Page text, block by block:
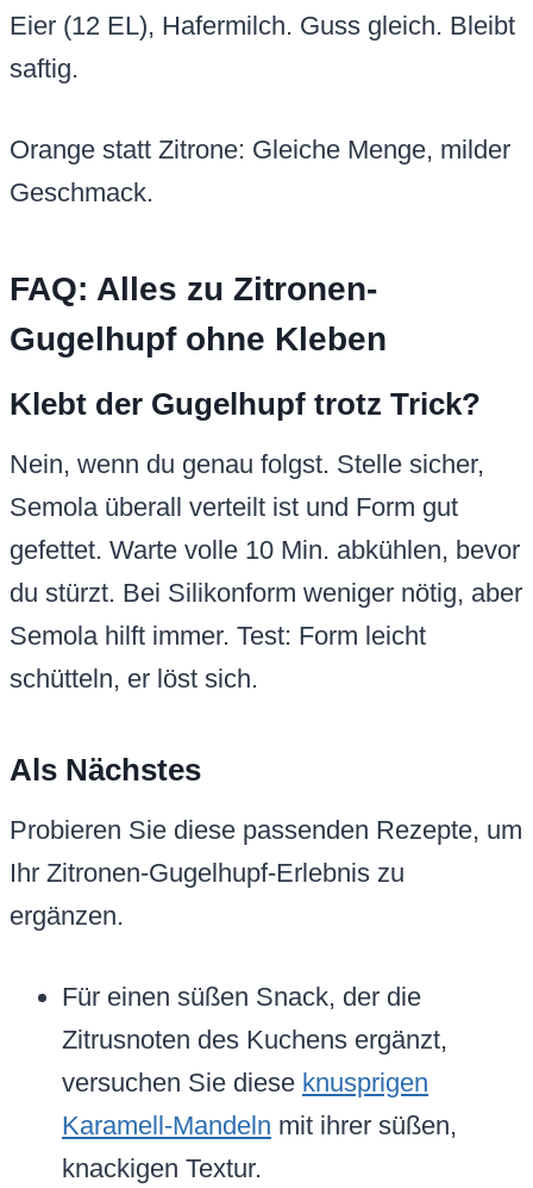
Eier (12 EL), Hafermilch. Guss gleich. Bleibt
saftig.
Orange statt Zitrone: Gleiche Menge, milder
Geschmack.
FAQ: Alles zu Zitronen-
Gugelhupf ohne Kleben
Klebt der Gugelhupf trotz Trick?
Nein, wenn du genau folgst. Stelle sicher,
Semola überall verteilt ist und Form gut
gefettet. Warte volle 10 Min. abkühlen, bevor
du stürzt. Bei Silikonform weniger nötig, aber
Semola hilft immer. Test: Form leicht
schütteln, er löst sich.
Als Nächstes
Probieren Sie diese passenden Rezepte, um
Ihr Zitronen-Gugelhupf-Erlebnis zu
ergänzen.
Für einen süßen Snack, der die
Zitrusnoten des Kuchens ergänzt,
versuchen Sie diese knusprigen
Karamell-Mandeln mit ihrer süßen,
knackigen Textur.